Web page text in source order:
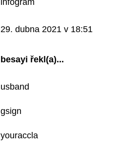
infogram
29. dubna 2021 v 18:51
besayi řekl(a)...
usband
gsign
youraccla